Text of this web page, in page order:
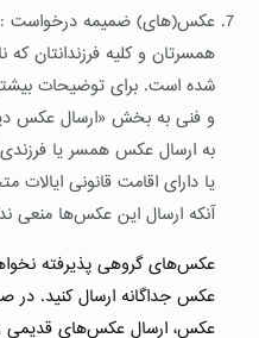
عکس(های) ضمیمه درخواست :
همسرتان و کلیه فرزندانتان
شده است. برای توضیحات
و فنی به بخش «ارسال عکس
به ارسال عکس همسر یا
یا دارای اقامت قانونی
آنکه ارسال این عکس‌ها منعی
عکس‌های گروهی پذیرفته
عکس جداگانه ارسال کنید. در
عکس، ارسال عکس‌های قدیمی